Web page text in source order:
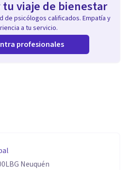
tu viaje de bienestar
de psicólogos calificados. Empatía y
a tu servicio.
profesionales
Neuquén